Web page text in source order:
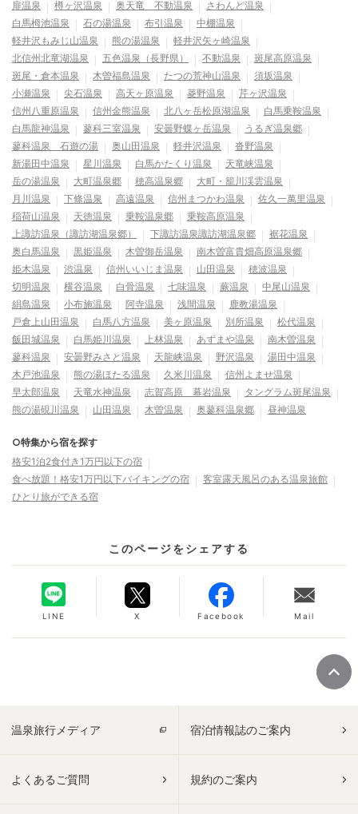
扉温泉 樽ヶ沢温泉 奥天竜 不動温泉
さわんど温泉
白馬栂池温泉
石の湯温泉 布引温泉
中棚温泉
軽井沢もみじ山温泉
熊の湯温泉
軽井沢矢ヶ崎温泉
北信州北竜湖温泉
五色温泉（長野県） 不動温泉
斑尾高原温泉
斑尾・倉本温泉
木曽福島温泉 たつの荒神山温泉
須坂温泉
小瀬温泉
尖石温泉 高天ヶ原温泉 菱野温泉
芹ヶ沢温泉
信州八重原温泉
信州金熊温泉 北八ヶ岳松原湖温泉
白馬乗鞍温泉
白馬龍神温泉
蓼科三室温泉 安曇野蝶ヶ岳温泉
うるぎ温泉郷
蓼科温泉 石遊の湯
奥山田温泉 軽井沢温泉
沓野温泉
新湯田中温泉
星川温泉 白馬かたくり温泉
天竜峡温泉
岳の湯温泉
大町温泉郷 穂高温泉郷
大町・籠川渓雲温泉
月川温泉
下條温泉 高遠温泉 信州まつかわ温泉
佐久一萬里温泉
稲荷山温泉
天徳温泉 乗鞍温泉郷
乗鞍高原温泉
上諏訪温泉（諏訪湖温泉郷）
下諏訪温泉諏訪湖温泉郷
裾花温泉
奥白馬温泉
黒姫温泉 木曽御岳温泉
南木曽富貴畑高原温泉郷
姫木温泉
渋温泉 信州いいじま温泉 山田温泉
穂波温泉
切明温泉
横谷温泉 白骨温泉 七味温泉 蕨温泉
中尾山温泉
絹島温泉
小布施温泉 阿寺温泉 浅間温泉
鹿教湯温泉
戸倉上山田温泉
白馬八方温泉 美ヶ原温泉 別所温泉
松代温泉
飯田城温泉
白馬姫川温泉 上林温泉 あずまや温泉
南木曽温泉
蓼科温泉
安曇野みさと温泉 天龍峡温泉 野沢温泉
湯田中温泉
木戸池温泉
熊の湯ほたる温泉 久米川温泉
信州よませ温泉
早太郎温泉
天竜水神温泉 志賀高原 幕岩温泉
タングラム斑尾温泉
熊の湯硯川温泉
山田温泉 木曽温泉 奥蓼科温泉郷 昼神温泉
○特集から宿を探す
格安1泊2食付き1万円以下の宿
食べ放題！格安1万円以下バイキングの宿
客室露天風呂のある温泉旅館
ひとり旅ができる宿
このページをシェアする
LINE X Facebook Mail
温泉旅行メディア 宿泊情報誌のご案内
よくあるご質問 規約のご案内